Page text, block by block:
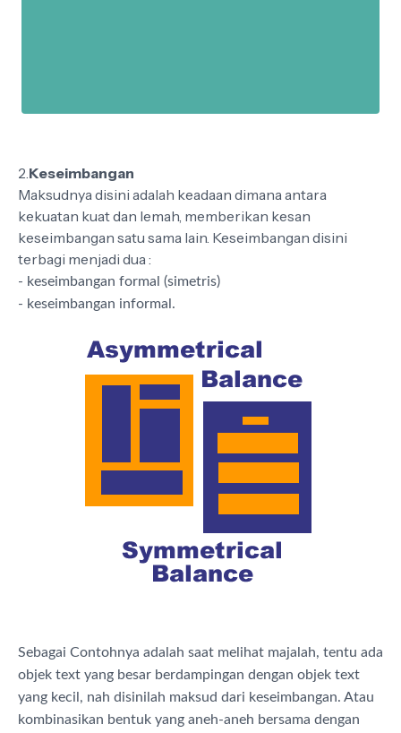
2.Keseimbangan
Maksudnya disini adalah keadaan dimana antara
kekuatan kuat dan lemah, memberikan kesan
keseimbangan satu sama lain. Keseimbangan disini
terbagi menjadi dua :
- keseimbangan formal (simetris)
- keseimbangan informal.
Sebagai Contohnya adalah saat melihat majalah, tentu ada
objek text yang besar berdampingan dengan objek text
yang kecil, nah disinilah maksud dari keseimbangan. Atau
kombinasikan bentuk yang aneh-aneh bersama dengan